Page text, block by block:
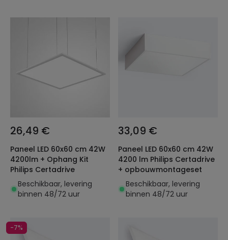
26,49 €
Paneel LED 60x60 cm 42W
4200lm + Ophang Kit
Philips Certadrive
Beschikbaar, levering
binnen 48/72 uur
33,09 €
Paneel LED 60x60 cm 42W
4200 lm Philips Certadrive
+ opbouwmontageset
Beschikbaar, levering
binnen 48/72 uur
-7%